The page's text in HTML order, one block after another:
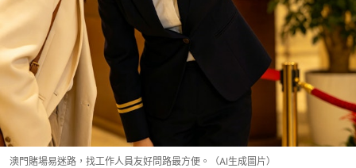
澳門賭場易迷路，找工作人員友好問路最方便。（AI生成圖片）